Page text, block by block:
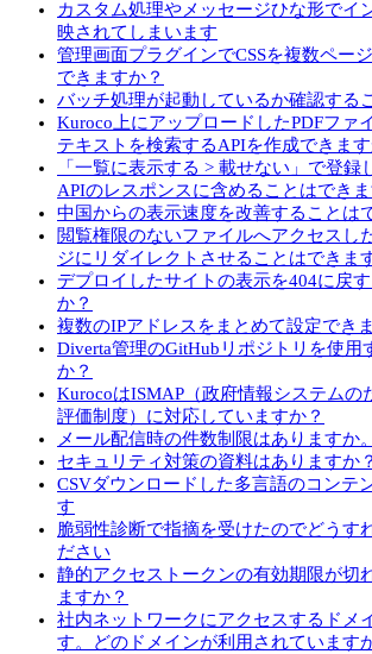
カスタム処理やメッセージひな形でイ
映されてしまいます
管理画面プラグインでCSSを複数ペー
できますか？
バッチ処理が起動しているか確認する
Kuroco上にアップロードしたPDFファ
テキストを検索するAPIを作成できます
「一覧に表示する > 載せない」で登録
APIのレスポンスに含めることはできま
中国からの表示速度を改善することは
閲覧権限のないファイルへアクセスし
ジにリダイレクトさせることはできま
デプロイしたサイトの表示を404に戻
か？
複数のIPアドレスをまとめて設定でき
Diverta管理のGitHubリポジトリを使用
か？
KurocoはISMAP（政府情報システムの
評価制度）に対応していますか？
メール配信時の件数制限はありますか。
セキュリティ対策の資料はありますか？
CSVダウンロードした多言語のコンテ
す
脆弱性診断で指摘を受けたのでどうす
ださい
静的アクセストークンの有効期限が切
ますか？
社内ネットワークにアクセスするドメ
す。どのドメインが利用されています